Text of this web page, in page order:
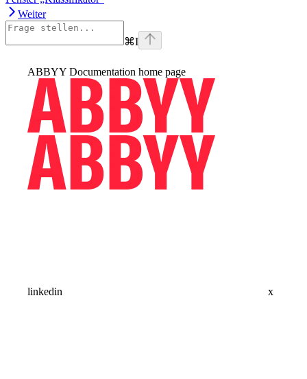
Weiter
⌘I
ABBYY Documentation home page
linkedin x